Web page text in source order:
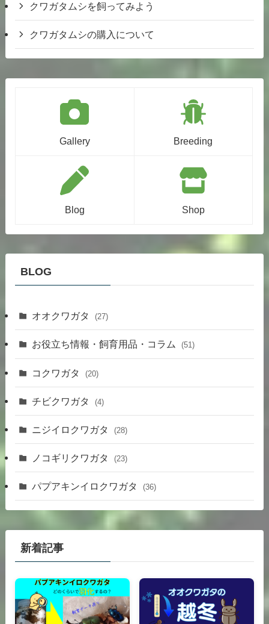
クワガタムシを飼ってみよう
クワガタムシの購入について
Gallery Breeding
Blog Shop
BLOG
オオクワガタ (27)
お役立ち情報・飼育用品・コラム (51)
コクワガタ (20)
チビクワガタ (4)
ニジイロクワガタ (28)
ノコギリクワガタ (23)
パプアキンイロクワガタ (36)
新着記事